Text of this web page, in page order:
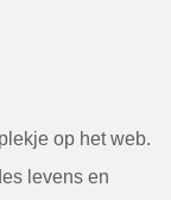
op het web.
levens en